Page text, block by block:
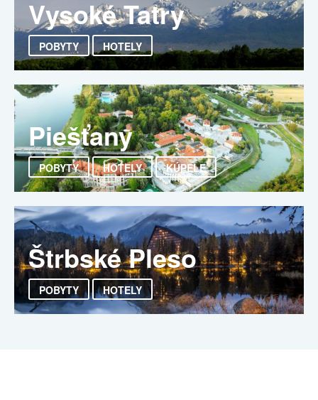
Vysoké Tatry
POBYTY HOTELY
Piešťany
POBYTY HOTELY KÚPELE
Štrbské Pleso
POBYTY HOTELY